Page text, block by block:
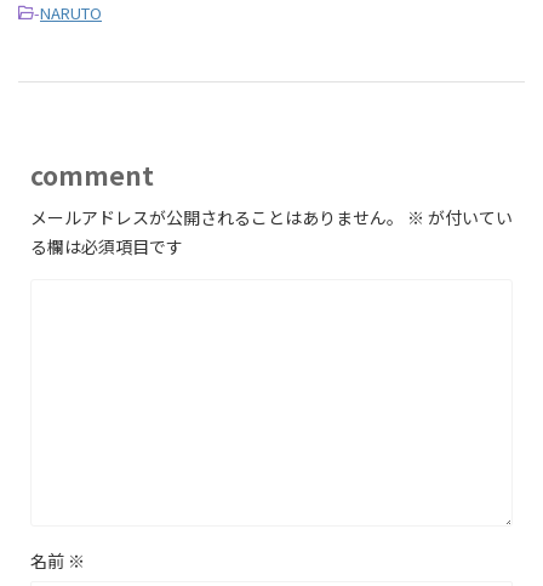
-NARUTO
comment
メールアドレスが公開されることはありません。 ※ が付いてい
る欄は必須項目です
名前 ※